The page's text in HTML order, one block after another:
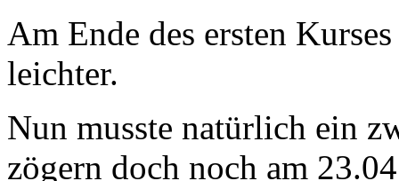
Am Ende des ersten
leichter.
Nun musste natürlich ein
zögern doch noch am